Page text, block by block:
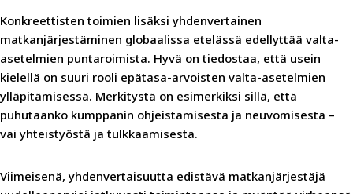
Konkreettisten toimien lisäksi yhdenvertainen
matkanjärjestäminen globaalissa etelässä edellyttää valta-
asetelmien puntaroimista. Hyvä on tiedostaa, että usein
kielellä on suuri rooli epätasa-arvoisten valta-asetelmien
ylläpitämisessä. Merkitystä on esimerkiksi sillä, että
puhutaanko kumppanin ohjeistamisesta ja neuvomisesta –
vai yhteistyöstä ja tulkkaamisesta.
Viimeisenä, yhdenvertaisuutta edistävä matkanjärjestäjä